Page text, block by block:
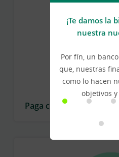
Paga cómodamente
¡Te damos la
nuestra
Por fín, un
que, nuestras
como lo hacen
objetivos y